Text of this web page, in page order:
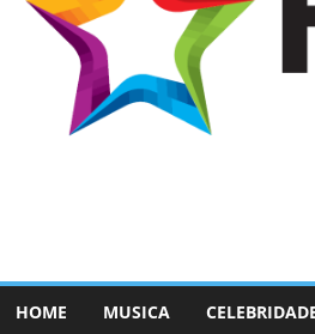
HOME MUSICA